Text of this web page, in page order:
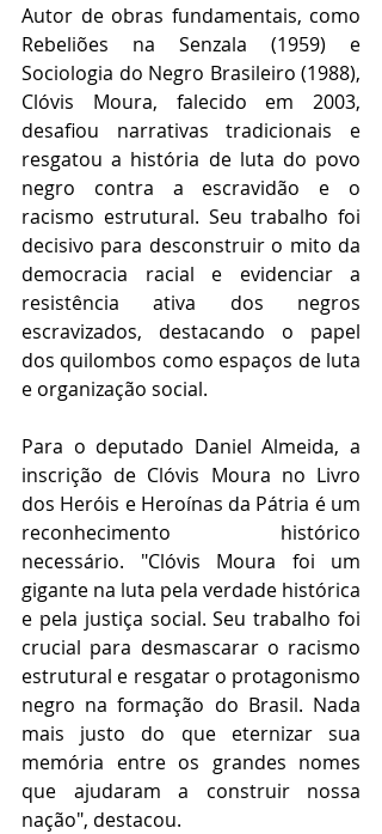
Autor de obras fundamentais, como
Rebeliões na Senzala (1959) e
Sociologia do Negro Brasileiro (1988),
Clóvis Moura, falecido em 2003,
desafiou narrativas tradicionais e
resgatou a história de luta do povo
negro contra a escravidão e o
racismo estrutural. Seu trabalho foi
decisivo para desconstruir o mito da
democracia racial e evidenciar a
resistência ativa dos negros
escravizados, destacando o papel
dos quilombos como espaços de luta
e organização social.
Para o deputado Daniel Almeida, a
inscrição de Clóvis Moura no Livro
dos Heróis e Heroínas da Pátria é um
reconhecimento histórico
necessário. "Clóvis Moura foi um
gigante na luta pela verdade histórica
e pela justiça social. Seu trabalho foi
crucial para desmascarar o racismo
estrutural e resgatar o protagonismo
negro na formação do Brasil. Nada
mais justo do que eternizar sua
memória entre os grandes nomes
que ajudaram a construir nossa
nação", destacou.